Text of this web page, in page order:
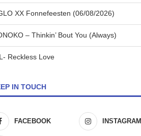
XX Fonnefeesten (06/08/2026)
– Thinkin’ Bout You (Always)
Reckless Love
IN TOUCH
FACEBOOK INSTAGRAM